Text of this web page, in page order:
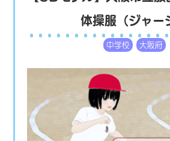
体操服（ジャー
中学校 大阪府